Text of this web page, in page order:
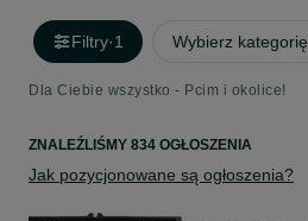
Filtry·1 Wybierz kategorię
Dla Ciebie wszystko - Pcim i okolice!
ZNALEŹLIŚMY 834 OGŁOSZENIA
Jak pozycjonowane są ogłoszenia?